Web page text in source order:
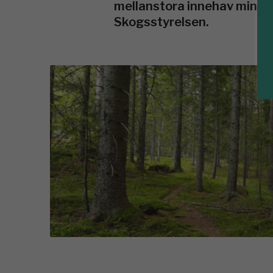
mellanstora innehav
Skogsstyrelsen.